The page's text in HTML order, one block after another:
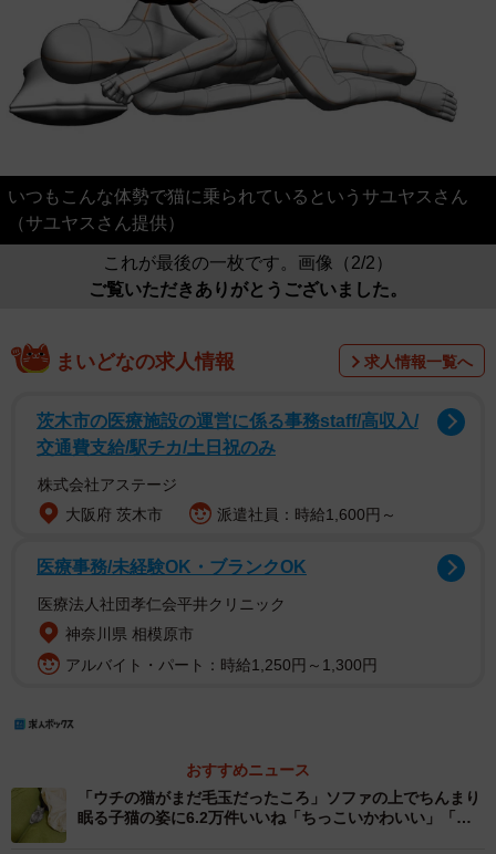
いつもこんな体勢で猫に乗られているというサユヤスさん
（サユヤスさん提供）
これが最後の一枚です。画像（2/2）
ご覧いただきありがとうございました。
まいどなの求人情報 求人情報一覧へ
茨木市の医療施設の運営に係る事務staff/高収入/
交通費支給/駅チカ/土日祝のみ
株式会社アステージ
大阪府 茨木市
派遣社員：時給1,600円～
医療事務/未経験OK・ブランクOK
医療法人社団孝仁会平井クリニック
神奈川県 相模原市
アルバイト・パート：時給1,250円～1,300円
おすすめニュース
「ウチの猫がまだ毛玉だったころ」ソファの上でちんまり
眠る子猫の姿に6.2万件いいね「ちっこいかわいい」「未